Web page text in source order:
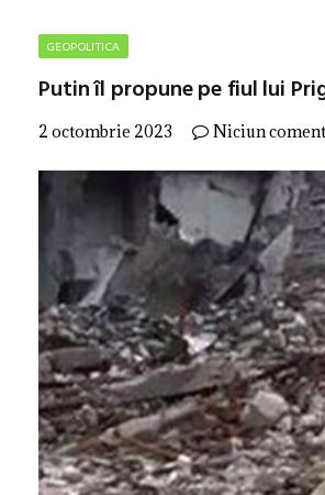
GEOPOLITICA
Putin îl propune pe fiul lui
2 octombrie 2023 Niciun